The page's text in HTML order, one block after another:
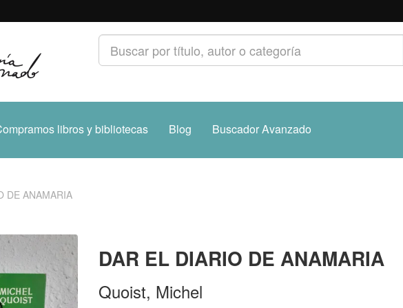
libros y bibliotecas Blog Buscador Avanzado
DE ANAMARIA
DAR EL DIARIO DE ANAMARIA
Quoist, Michel